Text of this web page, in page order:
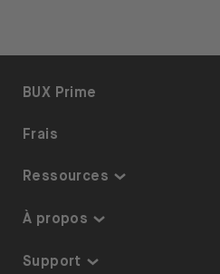
FR
BUX Prime
Frais
Ressources
Centre de connaissances
À propos
Sécurité et garanties
Support